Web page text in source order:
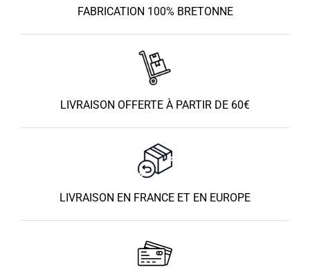
FABRICATION 100% BRETONNE
LIVRAISON OFFERTE À PARTIR DE 60€
LIVRAISON EN FRANCE ET EN EUROPE